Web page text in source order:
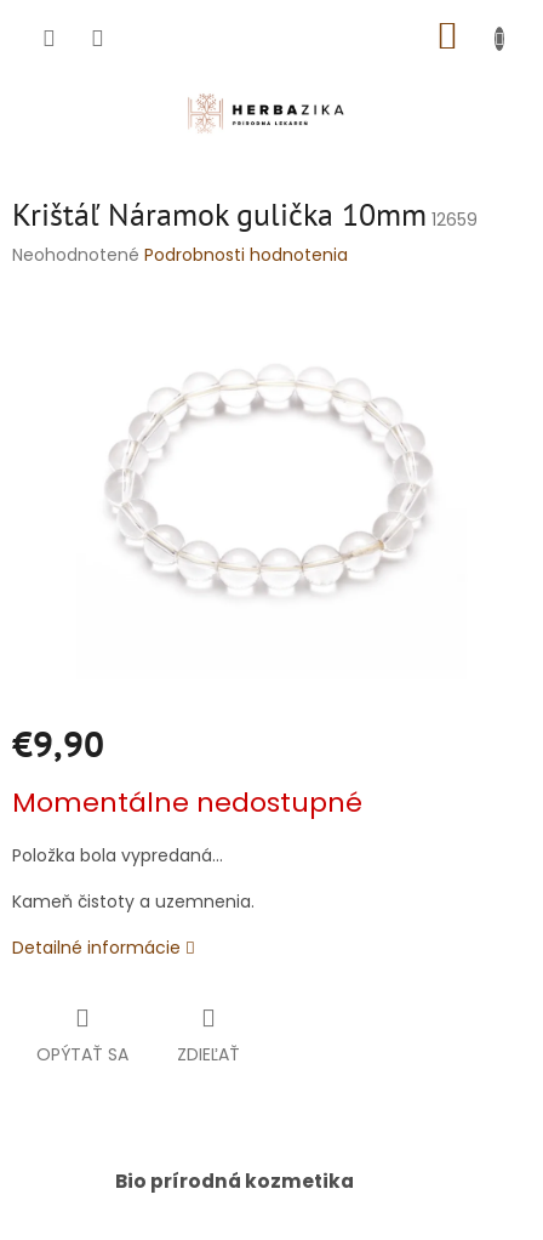
Krištáľ Náramok gulička 10mm 12659
Priemerné
Neohodnotené Podrobnosti hodnotenia
€9,90
cena:
Momentálne nedostupné
Položka bola vypredaná…
Kameň čistoty a uzemnenia.
Detailné informácie
OPÝTAŤ SA ZDIEĽAŤ
Bio prírodná kozmetika